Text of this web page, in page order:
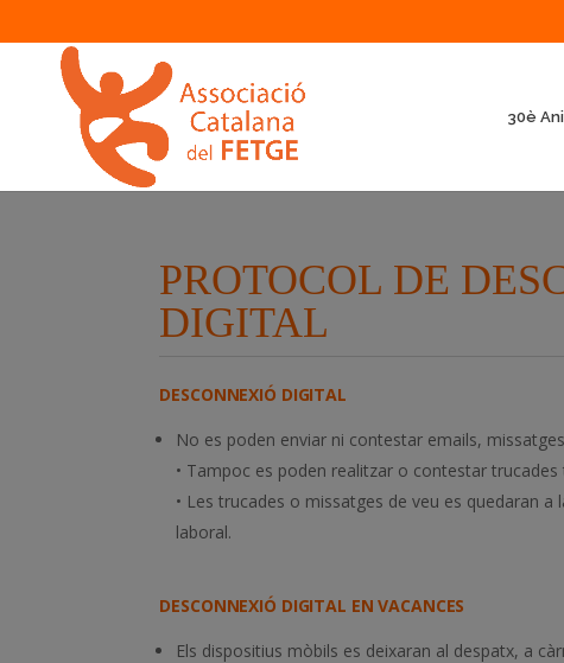
30è
PROTOCOL DE
DIGITAL
DESCONNEXIÓ DIGITAL
No es poden enviar ni contestar emails,
• Tampoc es poden realitzar o contestar trucades
• Les trucades o missatges de veu es quedaran
laboral.
DESCONNEXIÓ DIGITAL EN VACANCES
Els dispositius mòbils es deixaran al despatx, a